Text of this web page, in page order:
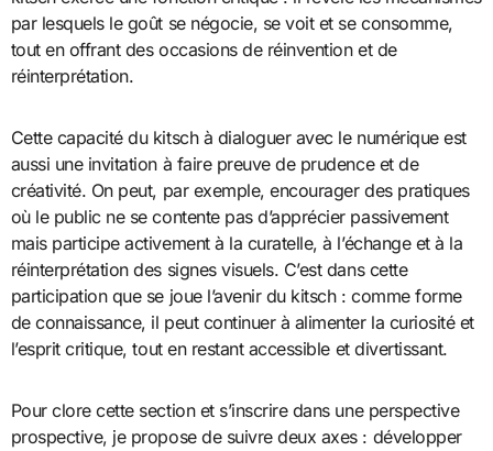
par lesquels le goût se négocie, se voit et se consomme,
tout en offrant des occasions de réinvention et de
réinterprétation.
Cette capacité du kitsch à dialoguer avec le numérique est
aussi une invitation à faire preuve de prudence et de
créativité. On peut, par exemple, encourager des pratiques
où le public ne se contente pas d’apprécier passivement
mais participe activement à la curatelle, à l’échange et à la
réinterprétation des signes visuels. C’est dans cette
participation que se joue l’avenir du kitsch : comme forme
de connaissance, il peut continuer à alimenter la curiosité et
l’esprit critique, tout en restant accessible et divertissant.
Pour clore cette section et s’inscrire dans une perspective
prospective, je propose de suivre deux axes : développer